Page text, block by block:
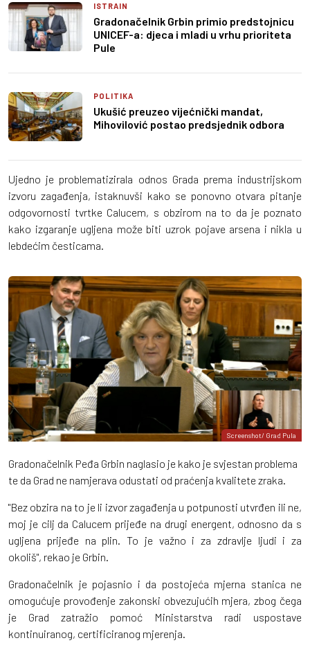
ISTRAIN
Gradonačelnik Grbin primio predstojnicu
UNICEF-a: djeca i mladi u vrhu prioriteta
Pule
POLITIKA
Ukušić preuzeo vijećnički mandat,
Mihovilović postao predsjednik odbora
Ujedno je problematizirala odnos Grada prema industrijskom
izvoru zagađenja, istaknuvši kako se ponovno otvara pitanje
odgovornosti tvrtke Calucem, s obzirom na to da je poznato
kako izgaranje ugljena može biti uzrok pojave arsena i nikla u
lebdećim česticama.
Screenshot/ Grad Pula
Gradonačelnik Peđa Grbin naglasio je kako je svjestan problema
te da Grad ne namjerava odustati od praćenja kvalitete zraka.
"Bez obzira na to je li izvor zagađenja u potpunosti utvrđen ili ne,
moj je cilj da Calucem prijeđe na drugi energent, odnosno da s
ugljena prijeđe na plin. To je važno i za zdravlje ljudi i za
okoliš", rekao je Grbin.
Gradonačelnik je pojasnio i da postojeća mjerna stanica ne
omogućuje provođenje zakonski obvezujućih mjera, zbog čega
je Grad zatražio pomoć Ministarstva radi uspostave
kontinuiranog, certificiranog mjerenja.